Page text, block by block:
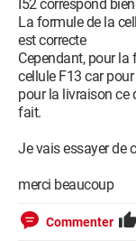
I52 correspond
La formule de la
est correcte
Cependant, pour la
cellule F13 car
pour la livraison ce
fait.
Je vais essayer de
merci beaucoup
Commenter